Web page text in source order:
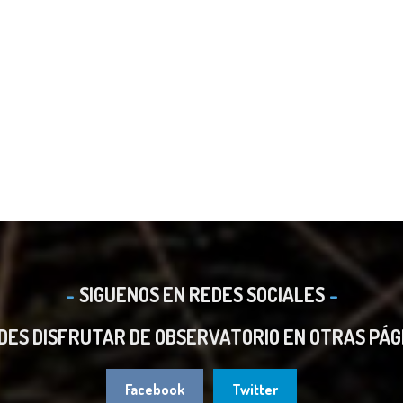
SIGUENOS EN REDES SOCIALES
DISFRUTAR DE OBSERVATORIO EN OTRAS
Facebook Twitter